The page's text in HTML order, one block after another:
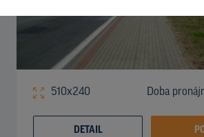
510x240 Doba
DETAIL